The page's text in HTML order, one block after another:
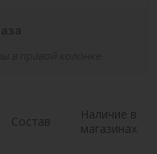
Состав
Наличие в
магазинах